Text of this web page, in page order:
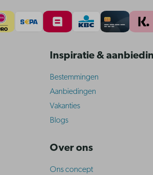
Inspiratie &
Bestemmingen
Aanbiedingen
Vakanties
Blogs
Over ons
Ons concept